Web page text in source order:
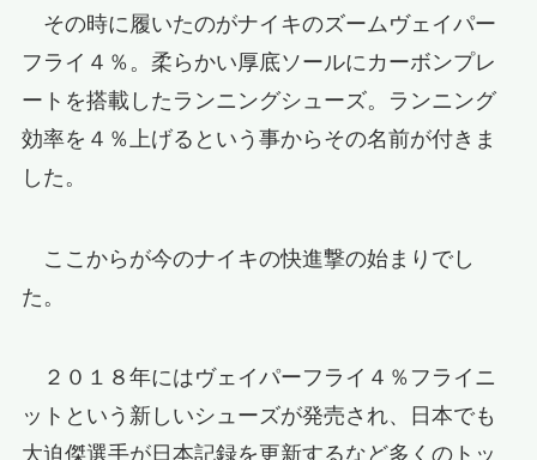
その時に履いたのがナイキのズームヴェイパー
フライ４％。柔らかい厚底ソールにカーボンプレ
ートを搭載したランニングシューズ。ランニング
効率を４％上げるという事からその名前が付きま
した。
ここからが今のナイキの快進撃の始まりでし
た。
２０１８年にはヴェイパーフライ４％フライニ
ットという新しいシューズが発売され、日本でも
大迫傑選手が日本記録を更新するなど多くのトッ